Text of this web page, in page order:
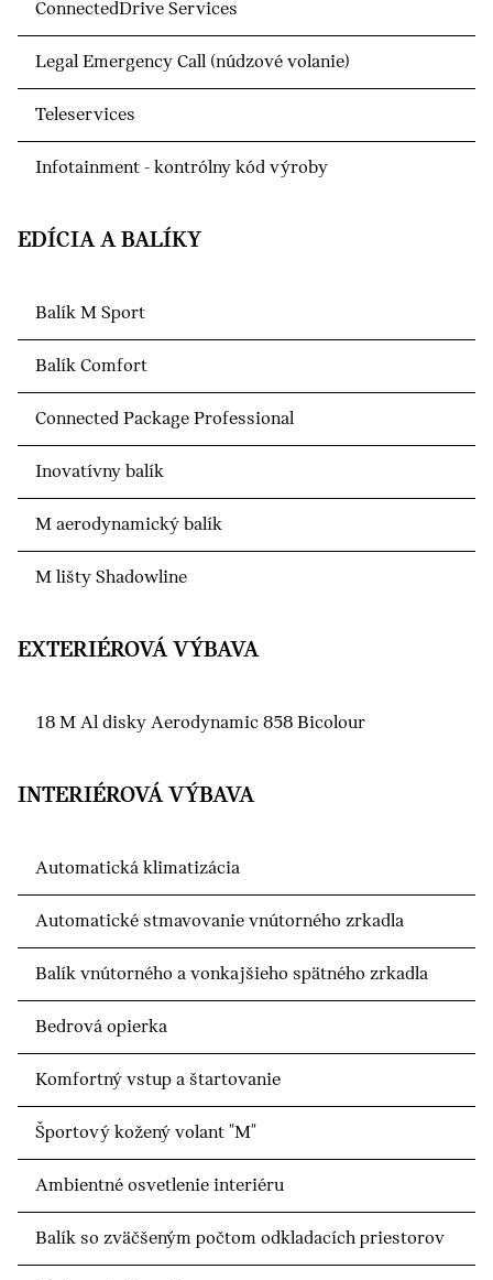
ConnectedDrive Services
Legal Emergency Call (núdzové volanie)
Teleservices
Infotainment - kontrólny kód výroby
EDÍCIA A BALÍKY
Balík M Sport
Balík Comfort
Connected Package Professional
Inovatívny balík
M aerodynamický balík
M lišty Shadowline
EXTERIÉROVÁ VÝBAVA
18 M Al disky Aerodynamic 858 Bicolour
INTERIÉROVÁ VÝBAVA
Automatická klimatizácia
Automatické stmavovanie vnútorného zrkadla
Balík vnútorného a vonkajšieho spätného zrkadla
Bedrová opierka
Komfortný vstup a štartovanie
Športový kožený volant "M"
Ambientné osvetlenie interiéru
Balík so zväčšeným počtom odkladacích priestorov